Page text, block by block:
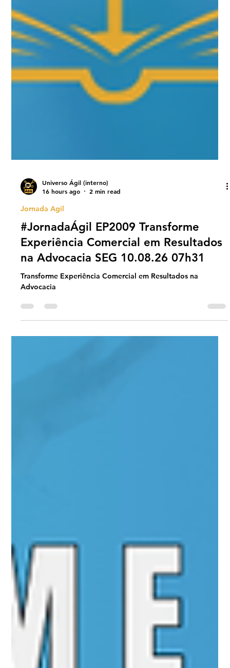
Universo Ágil (interno)
16 hours ago
2 min read
Jornada Agil
#JornadaÁgil EP2009 Transforme
Experiência Comercial em Resultados
na Advocacia SEG 10.08.26 07h31
Advocacia